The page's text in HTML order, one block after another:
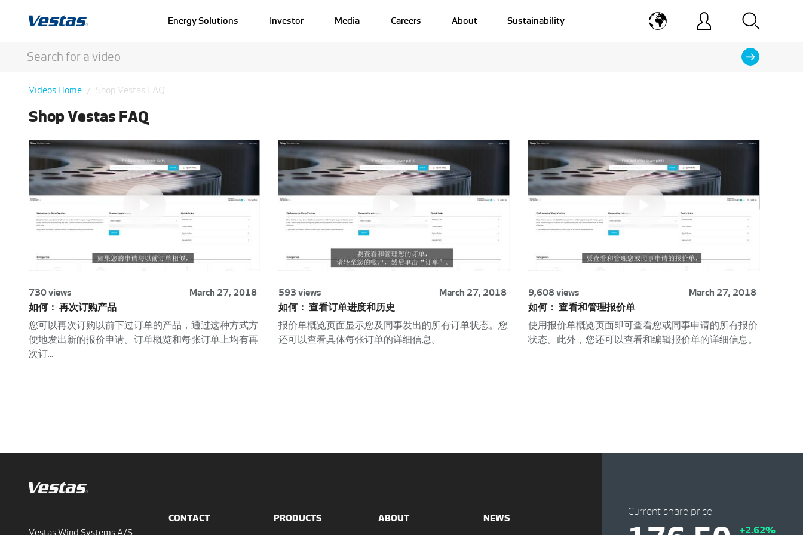
Energy Solutions Investor Media Careers About Sustainability
Videos Home Shop Vestas FAQ
Shop Vestas FAQ
730 views
March 27, 2018
如何： 再次订购产品
您可以再次订购以前下过订单的产品，通过这种方式方
便地发出新的报价申请。订单概览和每张订单上均有再
次订...
593 views
March 27, 2018
如何： 查看订单进度和历史
报价单概览页面显示您及同事发出的所有订单状态。您
还可以查看具体每张订单的详细信息。
9,608 views
March 27, 2018
如何： 查看和管理报价单
使用报价单概览页面即可查看您或同事申请的所有报价
状态。此外，您还可以查看和编辑报价单的详细信息。
Vestas Wind Systems A/S
CONTACT PRODUCTS ABOUT NEWS
Current share price
+2.62%